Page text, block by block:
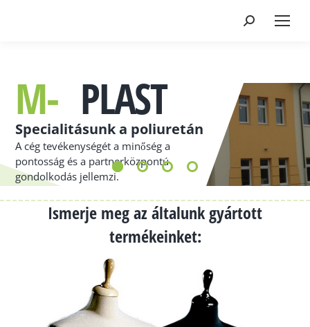
M- PLAST
Specialitásunk a poliuretán
A cég tevékenységét a minőség a
pontosság és a partnerközpontú
gondolkodás jellemzi.
Ismerje meg az általunk gyártott
termékeinket: